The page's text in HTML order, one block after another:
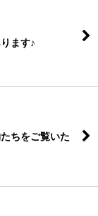
ます♪
ちをご覧いた